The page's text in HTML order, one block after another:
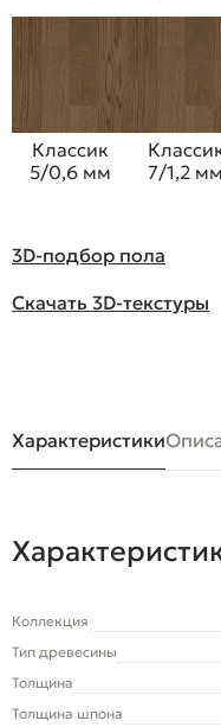
Классик
5/0,6 мм
7/1,2 мм
3D-подбор пола
Скачать 3D-текстуры
Характеристики
Коллекция
Тип древесины
Толщина
Толщина шпона